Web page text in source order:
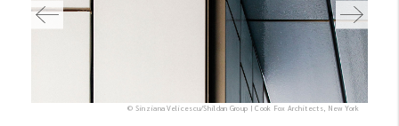
© Anke Müllerklein | ABK - Architekten Bienmüller + Kollegen, Hamburg
© Sinziana Velicescu/Shildan Group | Cook Fox Architects, New York
© Anke Müllerklein | Andreas Heupel Architekten BDA, Münster
© Toni Ott | Architekten.3P = Gerhard Feuerstein I rüdenauer - architektur, Stuttgart